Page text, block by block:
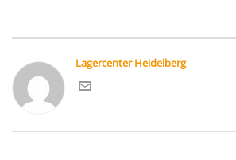
Lagercenter Heidelberg